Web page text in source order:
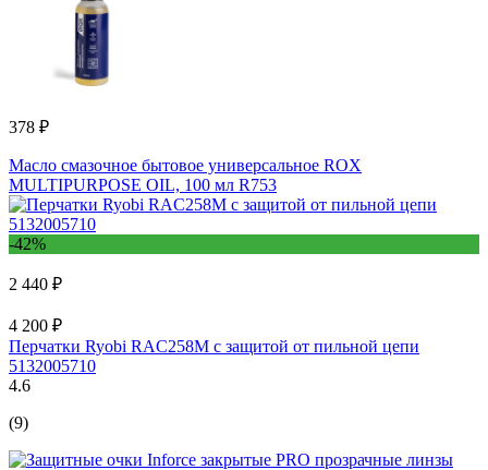
378 ₽
Масло смазочное бытовое универсальное ROX
MULTIPURPOSE OIL, 100 мл R753
-42%
2 440 ₽
4 200 ₽
Перчатки Ryobi RAC258M с защитой от пильной цепи
5132005710
4.6
(9)